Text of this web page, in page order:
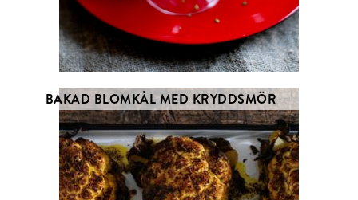
BAKAD BLOMKÅL MED KRYDDSMÖR